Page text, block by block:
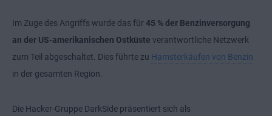
Im Zuge des Angriffs wurde das für 45 % der Benzinversorgung
an der US-amerikanischen Ostküste verantwortliche Netzwerk
zum Teil abgeschaltet. Dies führte zu Hamsterkäufen von Benzin
in der gesamten Region.
Die Hacker-Gruppe DarkSide präsentiert sich als